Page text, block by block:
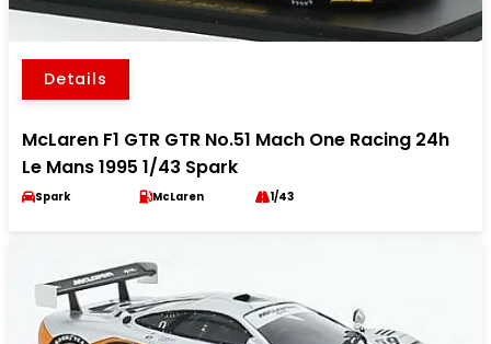
Details
McLaren F1 GTR GTR No.51 Mach One Racing 24h
Le Mans 1995 1/43 Spark
Spark McLaren 1/43